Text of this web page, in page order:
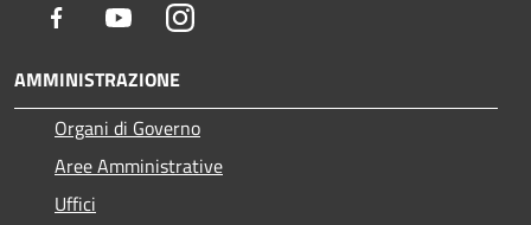
Facebook YoutubeInstagram
AMMINISTRAZIONE
Organi di Governo
Aree Amministrative
Uffici